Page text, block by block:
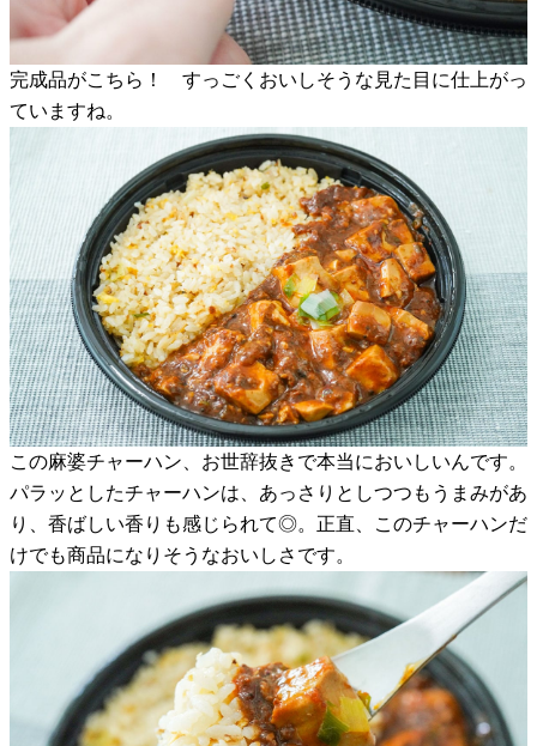
完成品がこちら！ すっごくおいしそうな見た目に仕上がっ
ていますね。
この麻婆チャーハン、お世辞抜きで本当においしいんです。
パラッとしたチャーハンは、あっさりとしつつもうまみがあ
り、香ばしい香りも感じられて◎。正直、このチャーハンだ
けでも商品になりそうなおいしさです。